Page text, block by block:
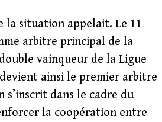
la situation appelait. Le 11
arbitre principal de la
vainqueur de la Ligue
ainsi le premier arbitre
dans le cadre du
la coopération entre